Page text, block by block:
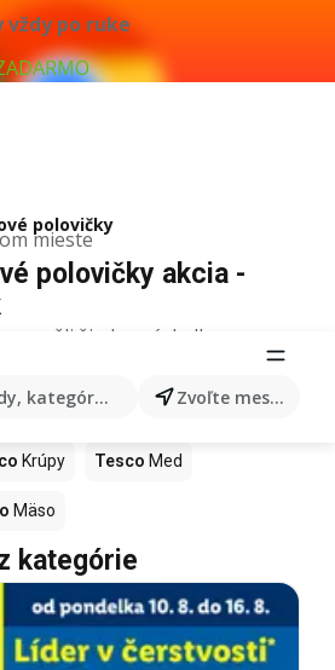
po ruke
mieste
kategórie, produkty... Zvoľte mesto
polovičky
polovičky akcia -
žiadne výsledky.
v obchodoch Tesco
Kiwi Mango
Krúpy Tesco Med
Mäso
kategórie